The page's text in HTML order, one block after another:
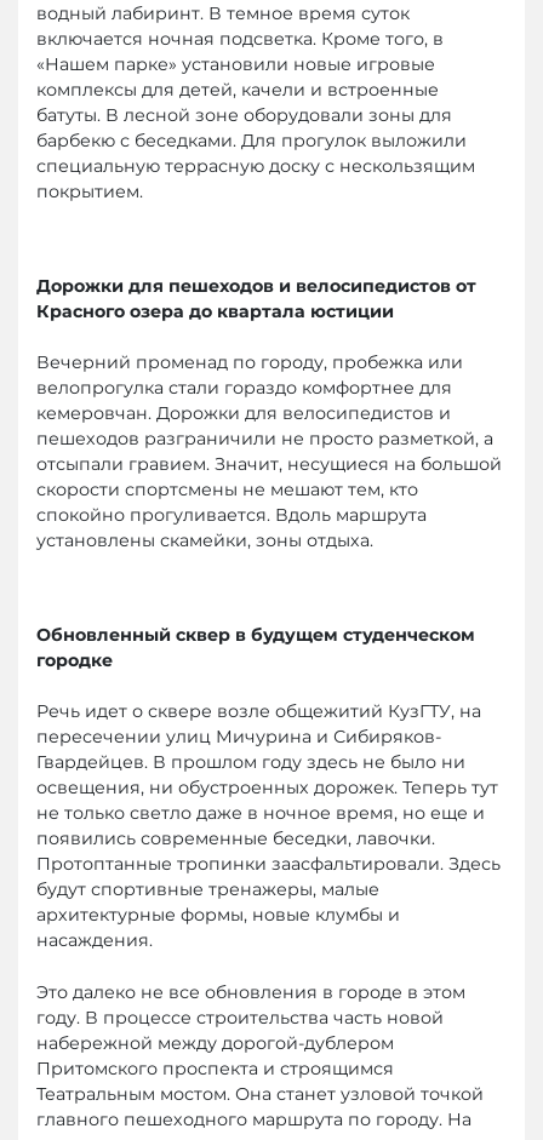
водный лабиринт. В темное время суток
включается ночная подсветка. Кроме того, в
«Нашем парке» установили новые игровые
комплексы для детей, качели и встроенные
батуты. В лесной зоне оборудовали зоны для
барбекю с беседками. Для прогулок выложили
специальную террасную доску с нескользящим
покрытием.
Дорожки для пешеходов и велосипедистов от
Красного озера до квартала юстиции
Вечерний променад по городу, пробежка или
велопрогулка стали гораздо комфортнее для
кемеровчан. Дорожки для велосипедистов и
пешеходов разграничили не просто разметкой, а
отсыпали гравием. Значит, несущиеся на большой
скорости спортсмены не мешают тем, кто
спокойно прогуливается. Вдоль маршрута
установлены скамейки, зоны отдыха.
Обновленный сквер в будущем студенческом
городке
Речь идет о сквере возле общежитий КузГТУ, на
пересечении улиц Мичурина и Сибиряков-
Гвардейцев. В прошлом году здесь не было ни
освещения, ни обустроенных дорожек. Теперь тут
не только светло даже в ночное время, но еще и
появились современные беседки, лавочки.
Протоптанные тропинки заасфальтировали. Здесь
будут спортивные тренажеры, малые
архитектурные формы, новые клумбы и
насаждения.
Это далеко не все обновления в городе в этом
году. В процессе строительства часть новой
набережной между дорогой-дублером
Притомского проспекта и строящимся
Театральным мостом. Она станет узловой точкой
главного пешеходного маршрута по городу. На